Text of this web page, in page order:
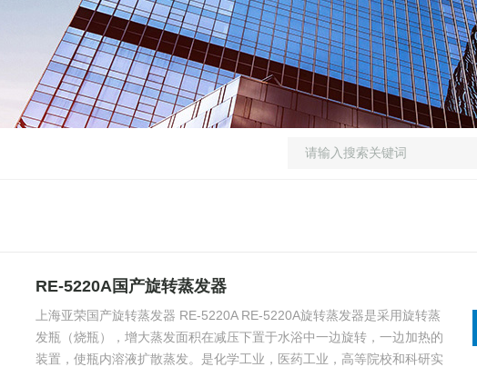
RE-5220A国产旋转蒸发器
上海亚荣国产旋转蒸发器 RE-5220A RE-5220A旋转蒸发器是采用旋转蒸
发瓶（烧瓶），增大蒸发面积在减压下置于水浴中一边旋转，一边加热的
装置，使瓶内溶液扩散蒸发。是化学工业，医药工业，高等院校和科研实